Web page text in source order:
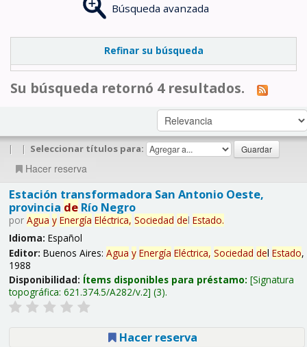
Búsqueda avanzada
Refinar su búsqueda
Su búsqueda retornó 4 resultados.
| | Seleccionar títulos para:
Hacer reserva
Estación transformadora San Antonio Oeste,
provincia deRío Negro
por Agua y Energía Eléctrica, Sociedad del Estado.
Idioma: Español
Editor: Buenos Aires: Agua y Energía Eléctrica, Sociedad del Estado,
1988
Disponibilidad: Ítems disponibles para préstamo: Signatura
topográfica: 621.374.5/A282/v.2 (3).
Hacer reserva